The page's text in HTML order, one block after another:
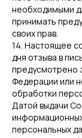
необходимыми
принимать
своих прав.
14. Настоящее
дня отзыва в
предусмотрено
Федерации или
обработки
Датой выдачи
персональных